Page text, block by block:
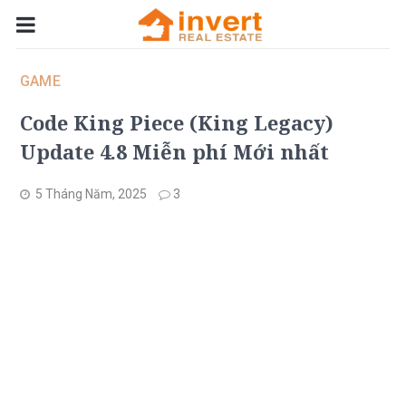
GAME
Code King Piece (King Legacy)
Update 4.8 Miễn phí Mới nhất
5 Tháng Năm, 2025 3